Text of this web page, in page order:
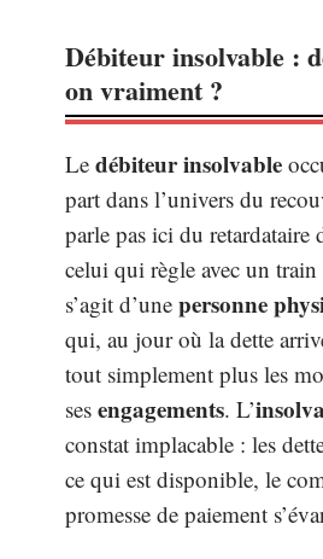
Débiteur insolvable :
on vraiment ?
Le débiteur insolvable
part dans l’univers du
parle pas ici du retardataire
celui qui règle avec un
s’agit d’une personne
qui, au jour où la dette
tout simplement plus les
ses engagements. L’
constat implacable : les
ce qui est disponible, le
promesse de paiement